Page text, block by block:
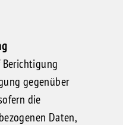
gegenüber
die
Daten,